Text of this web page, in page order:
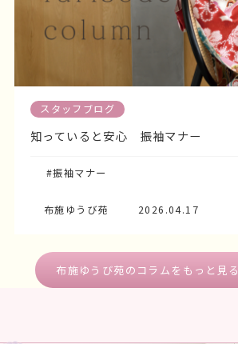
スタッフブログ
知っていると安心 振袖マナー
#振袖マナー
布施ゆうび苑 2026.04.17
布施ゆうび苑のコラムをもっと見る